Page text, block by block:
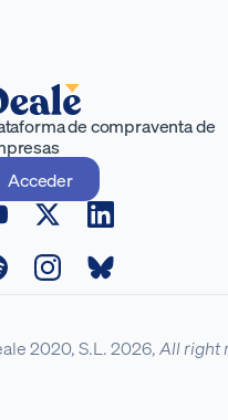
de compraventa de
Acceder
2020, S.L. 2026,All right